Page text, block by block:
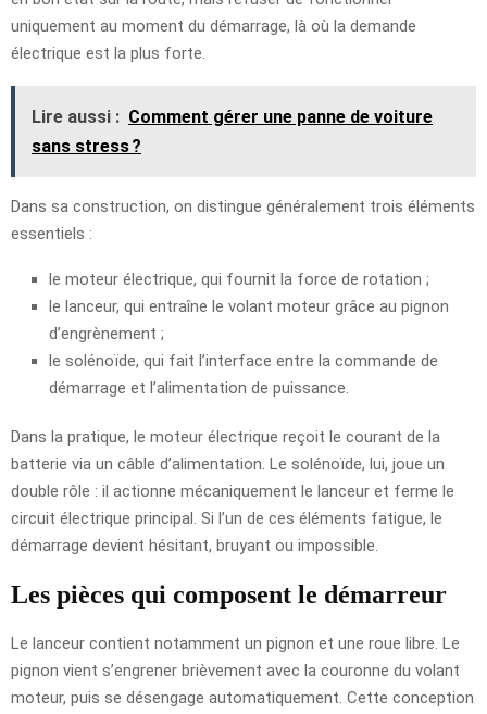
uniquement au moment du démarrage, là où la demande
électrique est la plus forte.
Lire aussi : Comment gérer une panne de voiture
sans stress ?
Dans sa construction, on distingue généralement trois éléments
essentiels :
le moteur électrique, qui fournit la force de rotation ;
le lanceur, qui entraîne le volant moteur grâce au pignon
d’engrènement ;
le solénoïde, qui fait l’interface entre la commande de
démarrage et l’alimentation de puissance.
Dans la pratique, le moteur électrique reçoit le courant de la
batterie via un câble d’alimentation. Le solénoïde, lui, joue un
double rôle : il actionne mécaniquement le lanceur et ferme le
circuit électrique principal. Si l’un de ces éléments fatigue, le
démarrage devient hésitant, bruyant ou impossible.
Les pièces qui composent le démarreur
Le lanceur contient notamment un pignon et une roue libre. Le
pignon vient s’engrener brièvement avec la couronne du volant
moteur, puis se désengage automatiquement. Cette conception